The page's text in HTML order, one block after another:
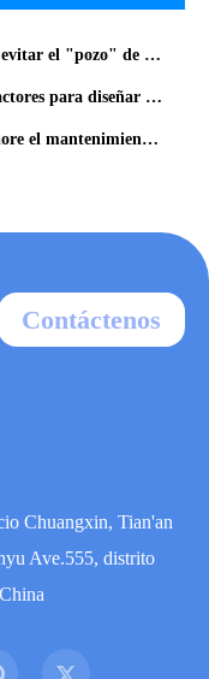
Paradise Investment para crear un parque acuático rentable
diseñar un maravilloso parque acuático
del parque acuático
Contáctenos
Chuangxin, Tian'an
Ave.555, distrito